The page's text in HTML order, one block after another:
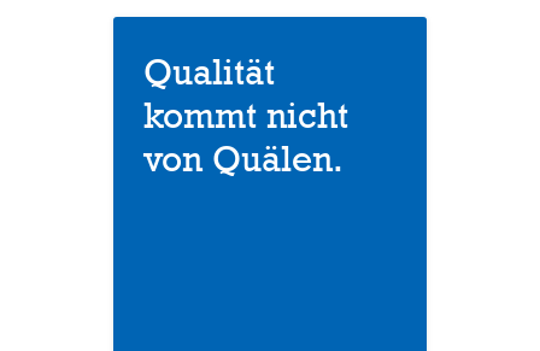
Qualität
kommt nicht
von Quälen.